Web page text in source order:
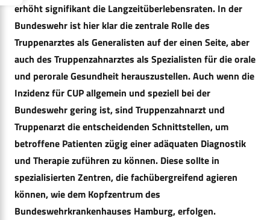
erhöht signifikant die Langzeitüberlebensraten. In der
Bundeswehr ist hier klar die zentrale Rolle des
Truppenarztes als Generalisten auf der einen Seite, aber
auch des Truppenzahnarztes als Spezialisten für die orale
und perorale Gesundheit herauszustellen. Auch wenn die
Inzidenz für CUP allgemein und speziell bei der
Bundeswehr gering ist, sind Truppenzahnarzt und
Truppenarzt die entscheidenden Schnittstellen, um
betroffene Patienten zügig einer adäquaten Diagnostik
und Therapie zuführen zu können. Diese sollte in
spezialisierten Zentren, die fachübergreifend agieren
können, wie dem Kopfzentrum des
Bundeswehrkrankenhauses Hamburg, erfolgen.